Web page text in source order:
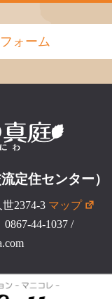
ォーム
定住センター）
2374-3 マップ
44-1037/